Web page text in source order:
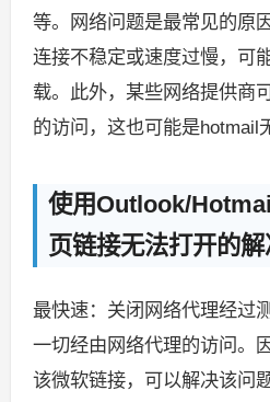
等。网络问题是最常见的原
连接不稳定或速度过慢，可
载。此外，某些网络提供商
的访问，这也可能是hotmail
使用Outlook/
页链接无法打开的
最快速：关闭网络代理经过
一切经由网络代理的访问。
该微软链接，可以解决该问